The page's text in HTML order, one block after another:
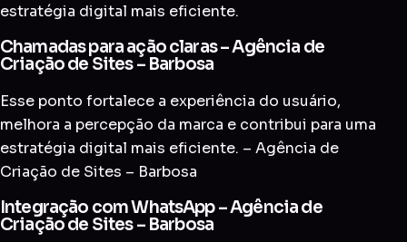
estratégia digital mais eficiente.
Chamadas para ação claras – Agência de
Criação de Sites – Barbosa
Esse ponto fortalece a experiência do usuário,
melhora a percepção da marca e contribui para uma
estratégia digital mais eficiente. – Agência de
Criação de Sites – Barbosa
Integração com WhatsApp – Agência de
Criação de Sites – Barbosa